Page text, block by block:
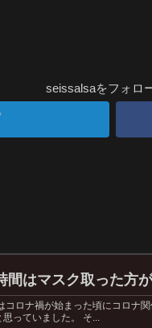
seissalsaをフォロ
はマスク取った方
ロナ禍が始まった頃にコロナ
っていました。 そ...